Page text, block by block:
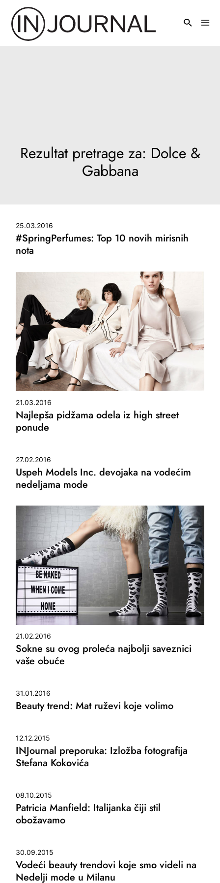
sadržaj
Rezultat pretrage za: Dolce &
Gabbana
25.03.2016
#SpringPerfumes: Top 10 novih mirisnih
nota
21.03.2016
Najlepša pidžama odela iz high street
ponude
27.02.2016
Uspeh Models Inc. devojaka na vodećim
nedeljama mode
21.02.2016
Sokne su ovog proleća najbolji saveznici
vaše obuće
31.01.2016
Beauty trend: Mat ruževi koje volimo
12.12.2015
INJournal preporuka: Izložba fotografija
Stefana Kokovića
08.10.2015
Patricia Manfield: Italijanka čiji stil
obožavamo
30.09.2015
Vodeći beauty trendovi koje smo videli na
Nedelji mode u Milanu